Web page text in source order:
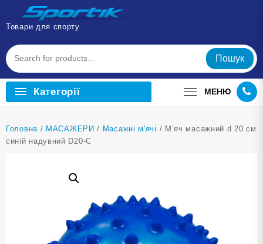
Перейти
вмісту
Товари для спорту
Пошук
Категорії МЕНЮ
Головна / МАСАЖЕРИ / Масажні м'ячі / М’яч масажний d 20 см
синій надувний D20-С